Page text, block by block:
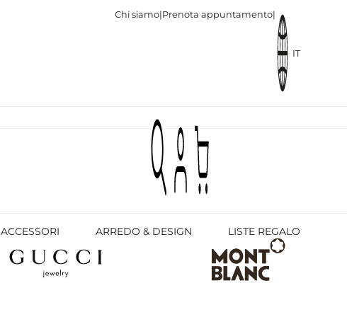
Chi siamo|Prenota appuntamento|
IT
ACCESSORI ARREDO & DESIGN LISTE REGALO